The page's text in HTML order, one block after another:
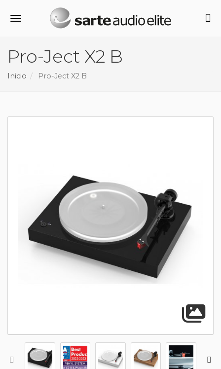
Alternar navegación
Pro-Ject X2 B
Inicio Pro-Ject X2 B